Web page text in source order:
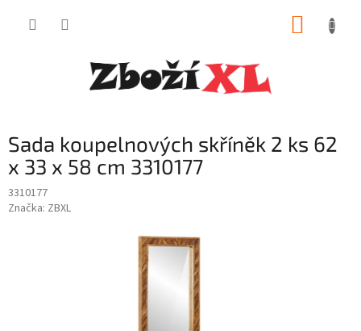
Sada koupelnových skříněk 2 ks 62
x 33 x 58 cm 3310177
3310177
Značka: ZBXL